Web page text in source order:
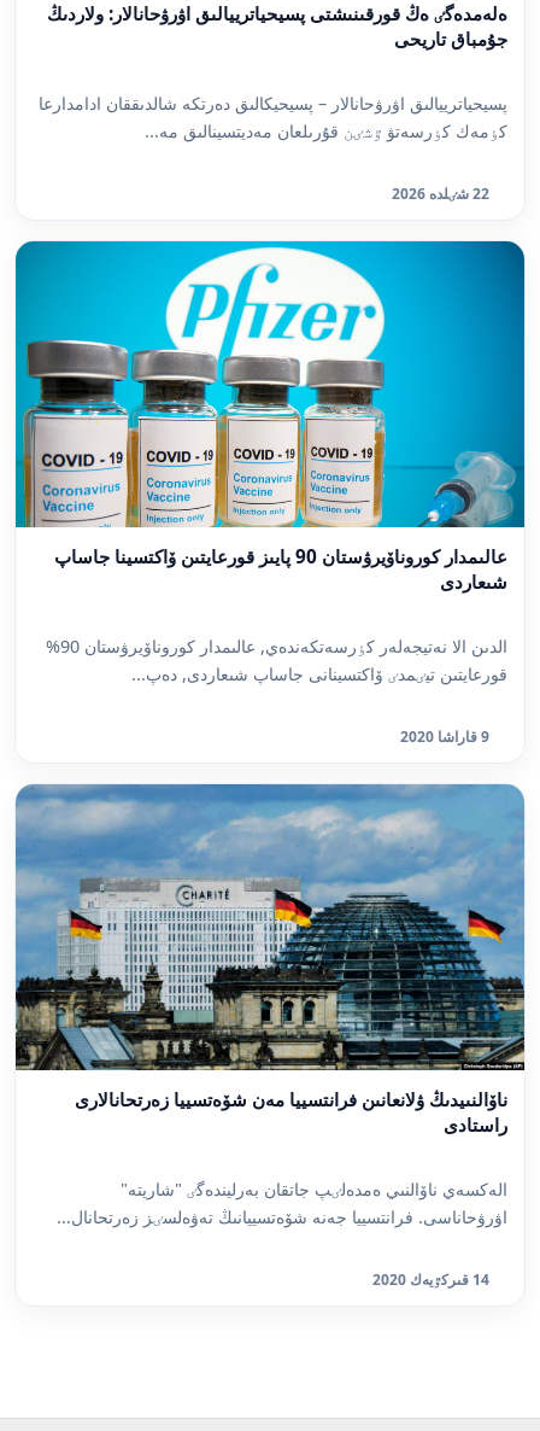
ەلەمدەگٸ ەڭ قورقىنىشتى پسيحياترييالىق اۋرۋحانالار: ولاردىڭ
جۇمباق تاريحى
پسيحياترييالىق اۋرۋحانالار – پسيحيكالىق دەرتكە شالدىققان ادامدارعا
كٶمەك كٶرسەتۋ ٷشٸن قۇرىلعان مەديتسينالىق مە...
22 شٸلدە 2026
عالىمدار كوروناۆيرۋستان 90 پايىز قورعايتىن ۆاكتسينا جاساپ
شىعاردى
الدىن الا نەتيجەلەر كٶرسەتكەندەي, عالىمدار كوروناۆيرۋستان 90%
قورعايتىن تيٸمدٸ ۆاكتسينانى جاساپ شىعاردى, دەپ...
9 قاراشا 2020
ناۆالنىيدىڭ ۋلانعانىن فرانتسييا مەن شۆەتسييا زەرتحانالارى
راستادى
الەكسەي ناۆالنىي ەمدەلٸپ جاتقان بەرليندەگٸ "شاريتە"
اۋرۋحاناسى. فرانتسييا جەنە شۆەتسييانىڭ تەۋەلسٸز زەرتحانال...
14 قىركٷيەك 2020